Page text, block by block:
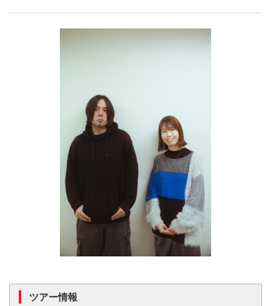
ツアー情報